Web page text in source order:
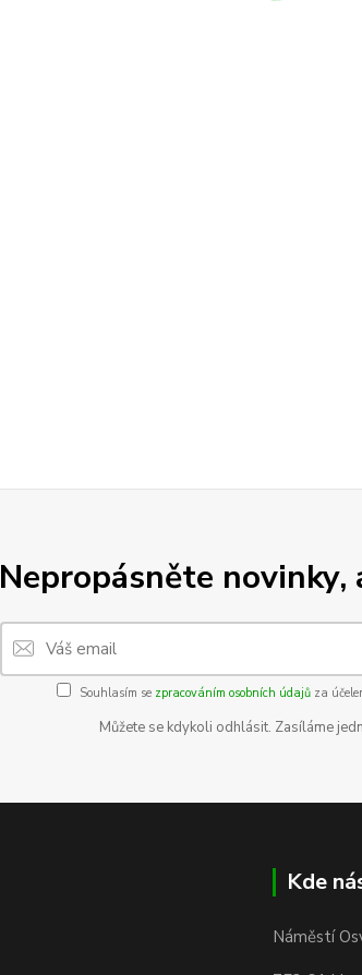
Nepropásněte novinky,
Souhlasím se zpracováním osobních údajů za
Můžete se kdykoli odhlásit. Zasíláme
Kde
Náměstí